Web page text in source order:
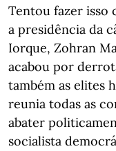
Tentou fazer isso
a presidência da
Iorque, Zohran
acabou por
também as elites
reunia todas as
abater
socialista